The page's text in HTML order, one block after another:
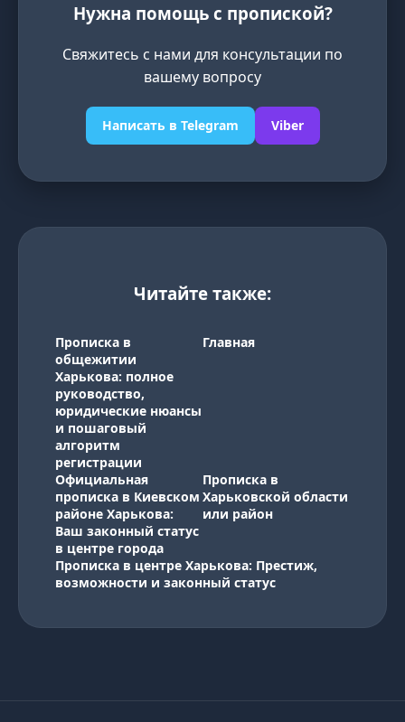
Нужна помощь с пропиской?
Свяжитесь с нами для консультации по
вашему вопросу
Написать в Telegram Viber
Читайте также:
Прописка в
общежитии
Харькова: полное
руководство,
юридические нюансы
и пошаговый
алгоритм
регистрации
Главная
Официальная
прописка в Киевском
районе Харькова:
Ваш законный статус
в центре города
Прописка в
Харьковской области
или район
Прописка в центре Харькова: Престиж,
возможности и законный статус